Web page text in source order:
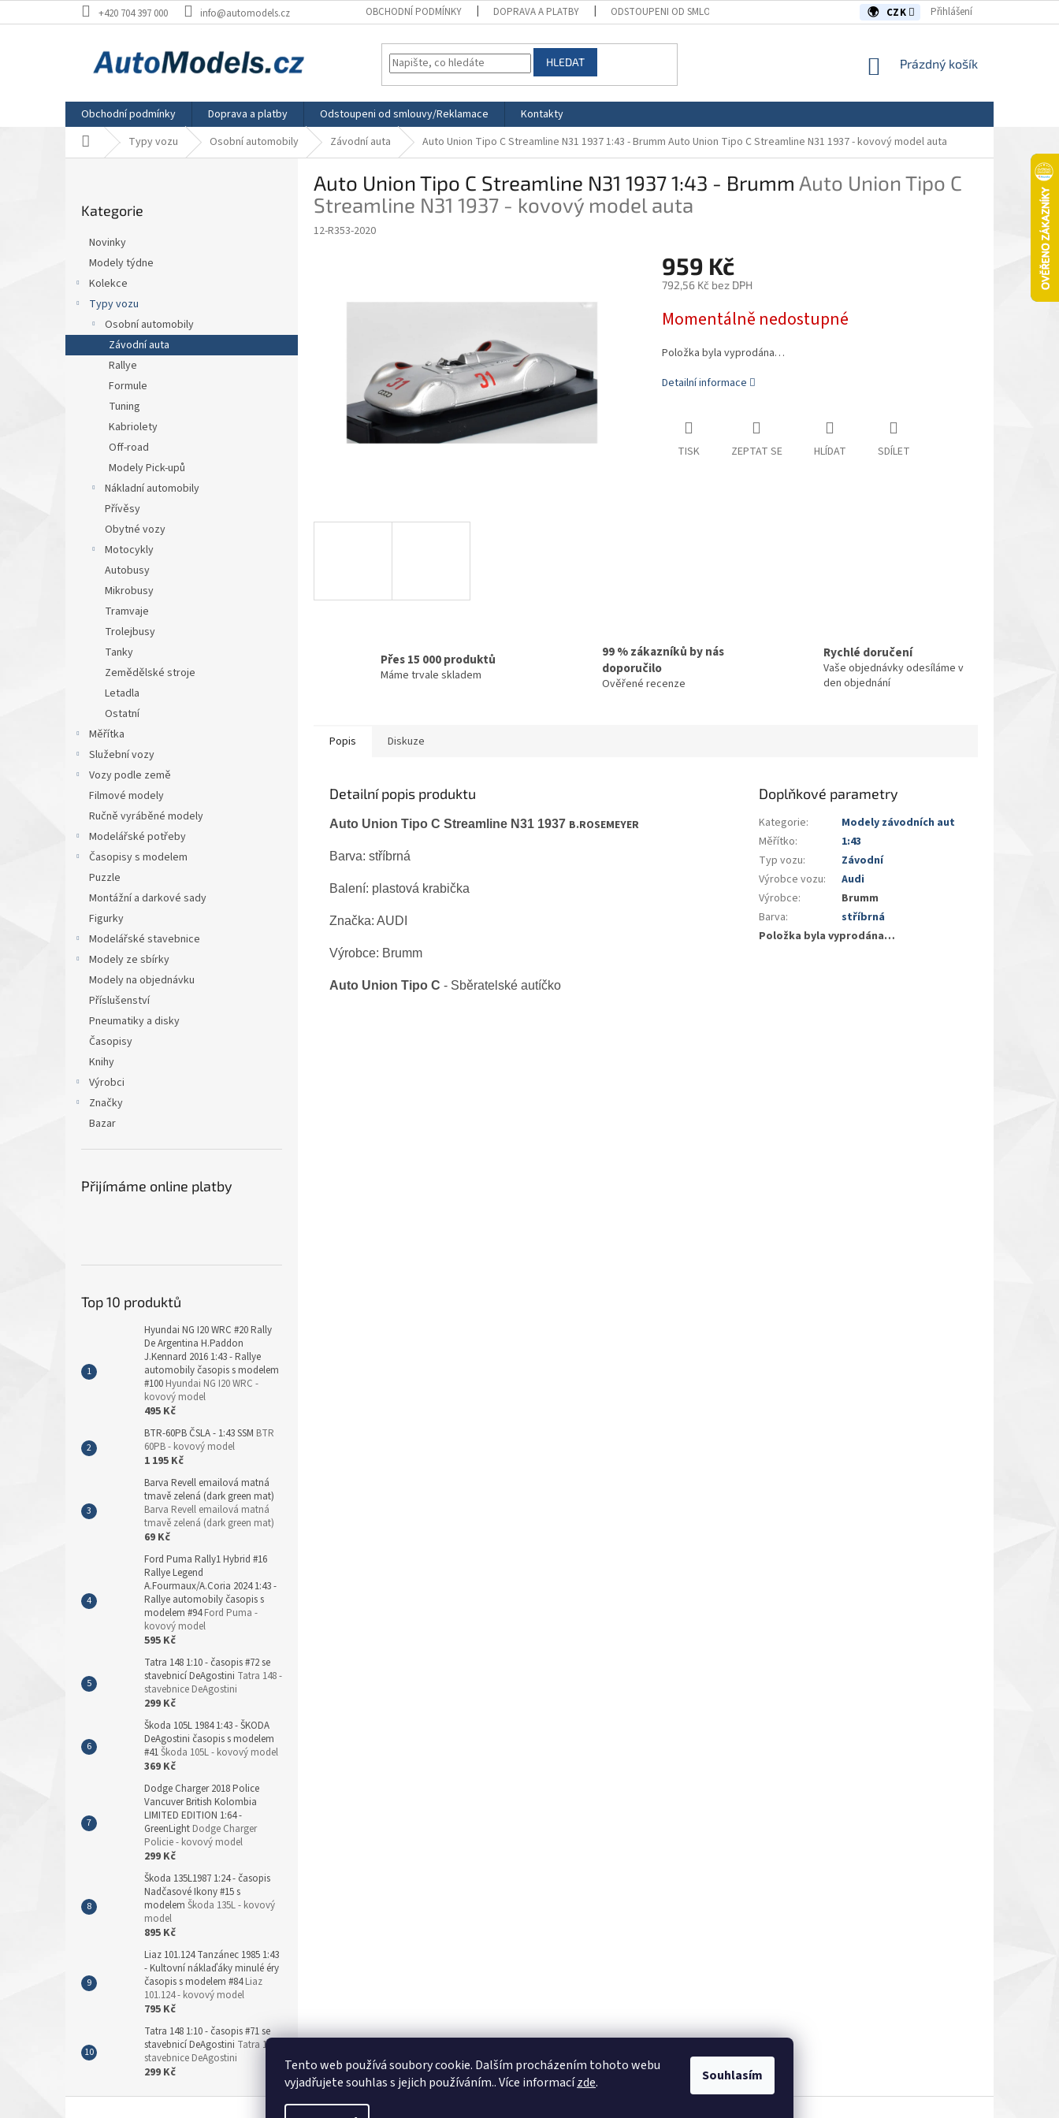
Tento web používá soubory cookie. Dalším procházením tohoto webu
vyjadřujete souhlas s jejich používáním.. Více informacízde. Souhlasím
na
+420 704 397 000 info@automodels.cz OBCHODNÍ PODMÍNKY DOPRAVA A PLATBY ODSTOUPENI OD SMLOUVY/REKLAMACE CZK Přihlášení
HLEDAT
NÁKUPNÍ
Prázdný košík
Obchodní podmínky Doprava a platby Odstoupeni od smlouvy/Reklamace
Kontakty
Domů Typy vozu Osobní automobily Závodní auta Auto Union Tipo C Streamline N31 1937 1:43 - Brumm Auto Union Tipo C Streamline N31 1937 - kovový model auta
a
n
kategorie
Kategorie
Novinky
Modely týdne
Kolekce
Typy vozu
Osobní automobily
Závodní auta
Rallye
Formule
Tuning
Kabriolety
Off-road
Modely Pick-upů
Nákladní automobily
Přívěsy
Obytné vozy
Motocykly
Autobusy
Mikrobusy
Tramvaje
Trolejbusy
Tanky
Zemědělské stroje
Letadla
Ostatní
Měřítka
Služební vozy
Vozy podle země
Filmové modely
Ručně vyráběné modely
Modelářské potřeby
Časopisy s modelem
Puzzle
Montážní a darkové sady
Figurky
Modelářské stavebnice
Modely ze sbírky
Modely na objednávku
Příslušenství
Pneumatiky a disky
Časopisy
Knihy
Výrobci
Značky
Bazar
Přijímáme online platby
Top 10 produktů
Hyundai NG I20 WRC #20 Rally
De Argentina H.Paddon
J.Kennard 2016 1:43 - Rallye
automobily časopis s modelem
#100 Hyundai NG I20 WRC -
kovový model
495 Kč
BTR-60PB ČSLA - 1:43 SSM BTR
60PB - kovový model
1 195 Kč
Barva Revell emailová matná
tmavě zelená (dark green mat)
Barva Revell emailová matná
tmavě zelená (dark green mat)
69 Kč
Ford Puma Rally1 Hybrid #16
Rallye Legend
A.Fourmaux/A.Coria 2024 1:43 -
Rallye automobily časopis s
modelem #94Ford Puma -
kovový model
595 Kč
Tatra 148 1:10 - časopis #72 se
stavebnicí DeAgostini Tatra 148 -
stavebnice DeAgostini
299 Kč
Škoda 105L 1984 1:43 - ŠKODA
DeAgostini časopis s modelem
#41Škoda 105L - kovový model
369 Kč
Dodge Charger 2018 Police
Vancuver British Kolombia
LIMITED EDITION 1:64 -
GreenLight Dodge Charger
Policie - kovový model
299 Kč
Škoda 135L1987 1:24 - časopis
Nadčasové Ikony #15 s
modelem Škoda 135L - kovový
model
895 Kč
Liaz 101.124 Tanzánec 1985 1:43
- Kultovní náklaďáky minulé éry
časopis s modelem #84Liaz
101.124 - kovový model
795 Kč
Tatra 148 1:10 - časopis #71 se
stavebnicí DeAgostini Tatra 148 -
stavebnice DeAgostini
299 Kč
Auto Union Tipo C Streamline N31 1937 1:43 - Brumm Auto Union Tipo C
Streamline N31 1937 - kovový model auta
12-R353-2020
959 Kč
792,56 Kč bez DPH
cena:
Momentálně nedostupné
Položka byla vyprodána…
Detailní informace
TISK ZEPTAT SE HLÍDAT SDÍLET
Přes 15 000 produktů
Máme trvale skladem
99 % zákazníků by nás
doporučilo
Ověřené recenze
Rychlé doručení
Vaše objednávky odesíláme v
den objednání
Popis Diskuze
Detailní popis produktu
Auto Union Tipo C Streamline N31 1937 B.ROSEMEYER
Barva: stříbrná
Balení: plastová krabička
Značka: AUDI
Výrobce: Brumm
Auto Union Tipo C - Sběratelské autíčko
Doplňkové parametry
Kategorie:
Modely závodních aut
Měřítko:
1:43
Typ vozu:
Závodní
Výrobce vozu:
Audi
Výrobce:
Brumm
Barva:
stříbrná
Položka byla vyprodána…